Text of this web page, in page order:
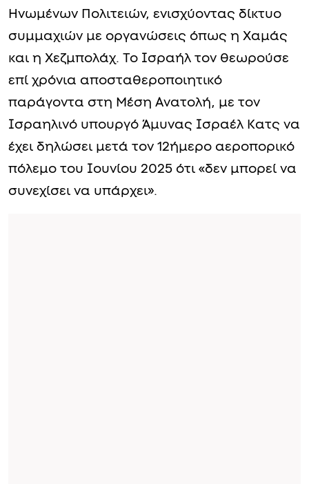
Ηνωμένων Πολιτειών, ενισχύοντας δίκτυο
συμμαχιών με οργανώσεις όπως η Χαμάς
και η Χεζμπολάχ. Το Ισραήλ τον θεωρούσε
επί χρόνια αποσταθεροποιητικό
παράγοντα στη Μέση Ανατολή, με τον
Ισραηλινό υπουργό Άμυνας Ισραέλ Κατς να
έχει δηλώσει μετά τον 12ήμερο αεροπορικό
πόλεμο του Ιουνίου 2025 ότι «δεν μπορεί να
συνεχίσει να υπάρχει».